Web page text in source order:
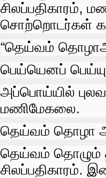
சிலப்பதிகாரம்‌,
சொற்றொடர்கள்‌
“தெய்வம்‌
பெய்யெனப்‌
அப்பொய்யில்‌
மணிமேகலை.
தெய்வம்‌ தொழா
தெய்வம்‌
சிலப்பதிகாரம்‌.